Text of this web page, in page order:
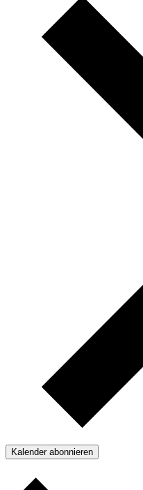
Kalender abonnieren